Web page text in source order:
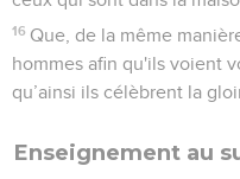
16 Que, de la même
hommes afin qu'ils voient
qu’ainsi ils célèbrent la
Enseignement au